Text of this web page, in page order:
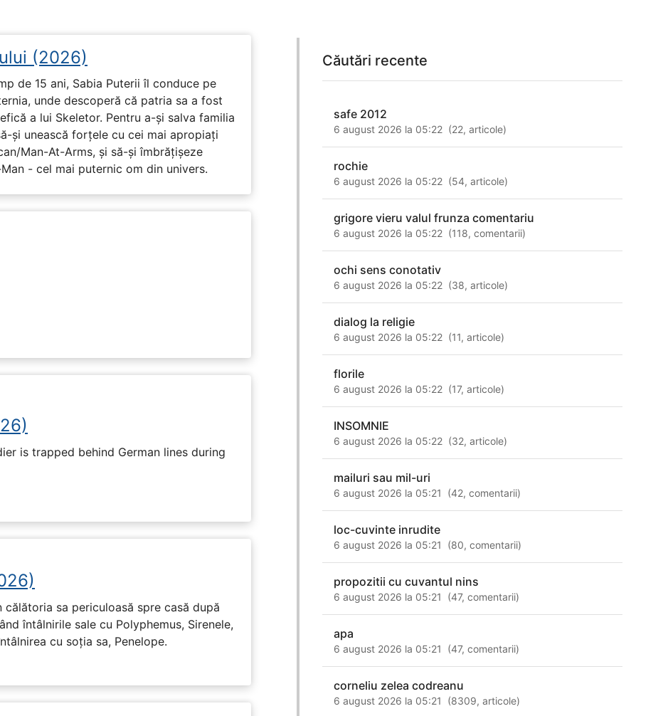
(2026)
de 15 ani, Sabia Puterii îl conduce pe
unde descoperă că patria sa a fost
a lui Skeletor. Pentru a-și salva familia
și unească forțele cu cei mai apropiați
Man-At-Arms, și să-și îmbrățișeze
- cel mai puternic om din univers.
is trapped behind German lines during
călătoria sa periculoasă spre casă după
întâlnirile sale cu Polyphemus, Sirenele,
cu soția sa, Penelope.
Căutări recente
safe 2012
6 august 2026 la 05:22 (22,articole)
rochie
6 august 2026 la 05:22 (54,articole)
grigore vieru valul frunza comentariu
6 august 2026 la 05:22 (118,comentarii)
ochi sens conotativ
6 august 2026 la 05:22 (38,articole)
dialog la religie
6 august 2026 la 05:22 (11,articole)
florile
6 august 2026 la 05:22 (17,articole)
INSOMNIE
6 august 2026 la 05:22 (32,articole)
mailuri sau mil-uri
6 august 2026 la 05:21 (42,comentarii)
loc-cuvinte inrudite
6 august 2026 la 05:21 (80,comentarii)
propozitii cu cuvantul nins
6 august 2026 la 05:21 (47,comentarii)
apa
6 august 2026 la 05:21 (47,comentarii)
corneliu zelea codreanu
6 august 2026 la 05:21 (8309,articole)